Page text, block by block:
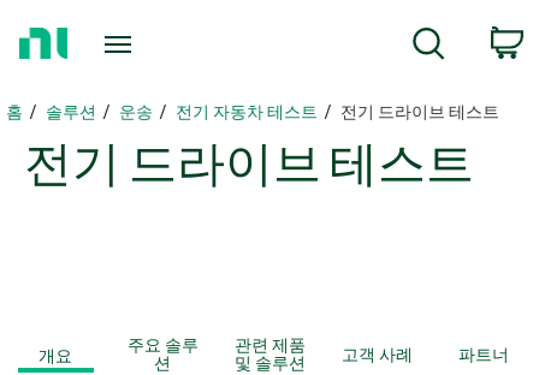
지
홈 솔루션 운송 전기 자동차 테스트 전기 드라이브 테스트
전기 드라이브 테스트
개요 주요 솔루
션
관련 제품
및 솔루션 고객 사례 파트너